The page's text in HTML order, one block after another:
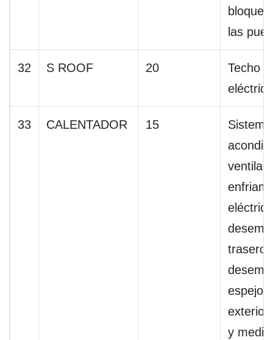
las
32 S ROOF 20
Techo
eléctrico
33 CALENTADOR 15
trasero,
espejo
y